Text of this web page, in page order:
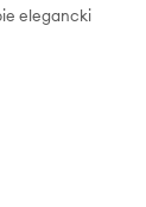
elegancki